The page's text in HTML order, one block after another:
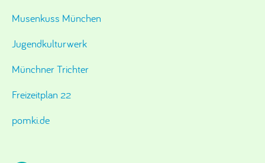
Musenkuss München
Jugendkulturwerk
Münchner Trichter
Freizeitplan 22
pomki.de